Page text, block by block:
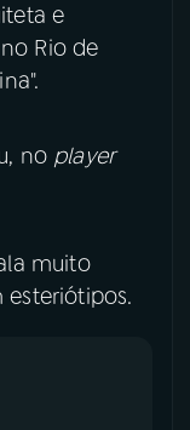
e
Rio de
noplayer
muito
esteriótipos.